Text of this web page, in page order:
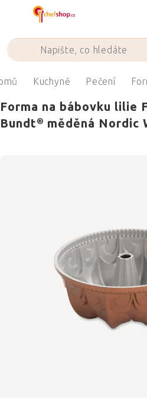
Kuchyně Pečení
Forma na bábovku lilie
Bundt® měděná Nordic